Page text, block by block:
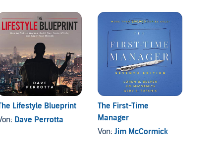
Lifestyle Blueprint
Dave Perrotta
The First-Time
Manager
Von:Jim McCormick